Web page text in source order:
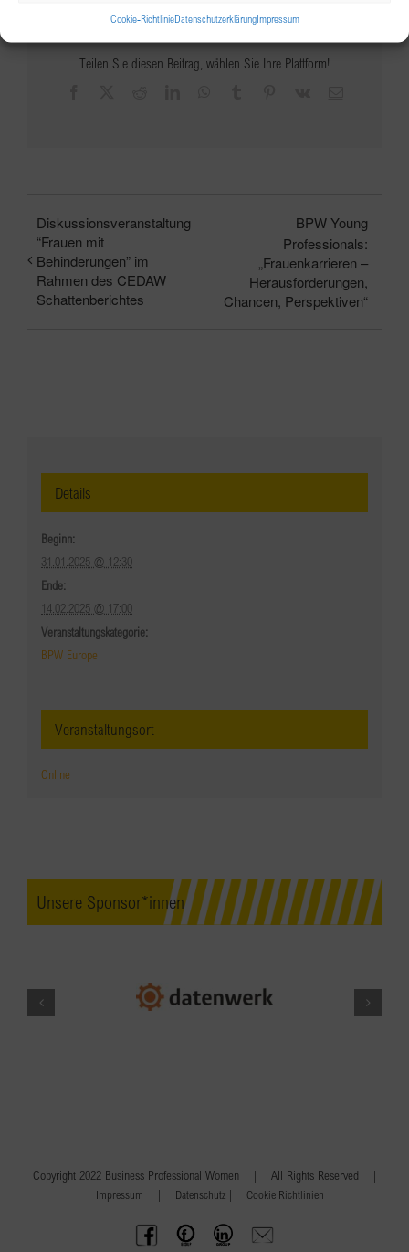
Cookie-RichtlinieDatenschutzerklärungImpressum
Teilen Sie diesen Beitrag, wählen Sie Ihre Plattform!
Diskussionsveranstaltung
“Frauen mit
Behinderungen” im
Rahmen des CEDAW
Schattenberichtes
BPW Young
Professionals:
„Frauenkarrieren –
Herausforderungen,
Chancen, Perspektiven“
Details
Beginn:
31.01.2025 @ 12:30
Ende:
14.02.2025 @ 17:00
Veranstaltungskategorie:
BPW Europe
Veranstaltungsort
Online
Unsere Sponsor*innen
Copyright 2022 Business Professional Women | All Rights Reserved |
Impressum | Datenschutz | Cookie Richtlinien
BPW
Austria
Offenes
Frauennetzwerk
BPW
Gruppe
Anfrage
schicken